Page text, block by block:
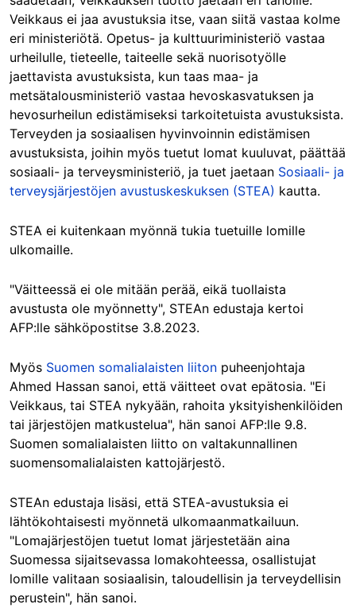
Veikkaus ei jaa avustuksia itse, vaan siitä vastaa kolme
eri ministeriötä. Opetus- ja kulttuuriministeriö vastaa
urheilulle, tieteelle, taiteelle sekä nuorisotyölle
jaettavista avustuksista, kun taas maa- ja
metsätalousministeriö vastaa hevoskasvatuksen ja
hevosurheilun edistämiseksi tarkoitetuista avustuksista.
Terveyden ja sosiaalisen hyvinvoinnin edistämisen
avustuksista, joihin myös tuetut lomat kuuluvat, päättää
sosiaali- ja terveysministeriö, ja tuet jaetaan Sosiaali- ja
terveysjärjestöjen avustuskeskuksen (STEA) kautta.
STEA ei kuitenkaan myönnä tukia tuetuille lomille
ulkomaille.
"Väitteessä ei ole mitään perää, eikä tuollaista
avustusta ole myönnetty", STEAn edustaja kertoi
AFP:lle sähköpostitse 3.8.2023.
Myös Suomen somalialaisten liiton puheenjohtaja
Ahmed Hassan sanoi, että väitteet ovat epätosia. "Ei
Veikkaus, tai STEA nykyään, rahoita yksityishenkilöiden
tai järjestöjen matkustelua", hän sanoi AFP:lle 9.8.
Suomen somalialaisten liitto on valtakunnallinen
suomensomalialaisten kattojärjestö.
STEAn edustaja lisäsi, että STEA-avustuksia ei
lähtökohtaisesti myönnetä ulkomaanmatkailuun.
"Lomajärjestöjen tuetut lomat järjestetään aina
Suomessa sijaitsevassa lomakohteessa, osallistujat
lomille valitaan sosiaalisin, taloudellisin ja terveydellisin
perustein", hän sanoi.